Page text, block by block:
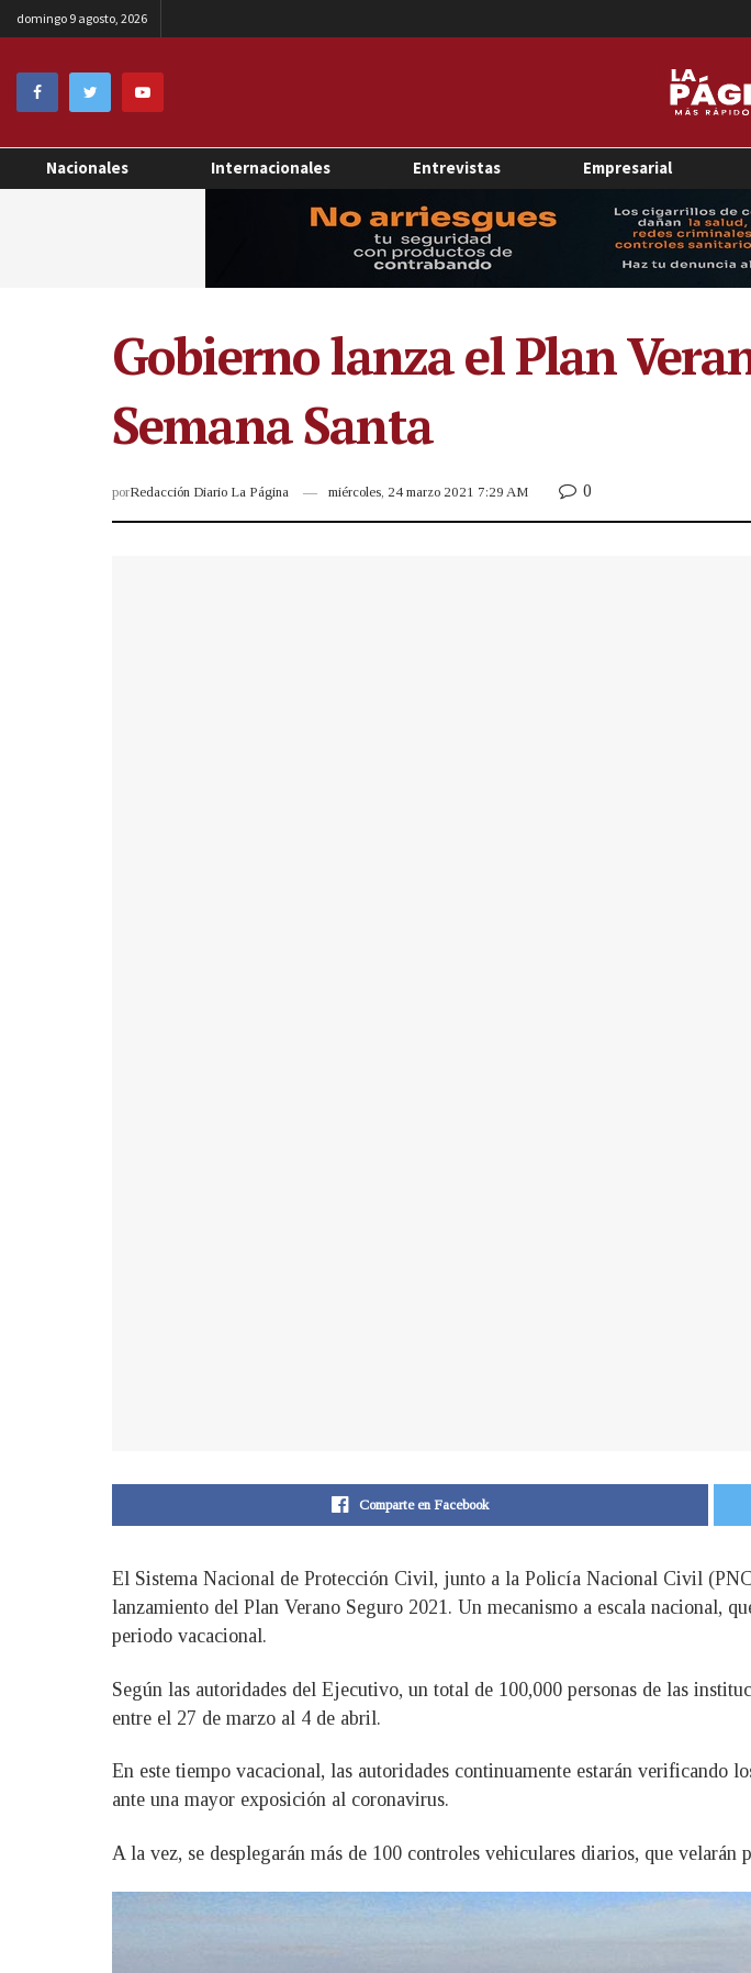
domingo 9 agosto, 2026
Nacionales Internacionales Entrevistas Empresarial
Gobierno lanza el Plan
Semana Santa
porRedacción Diario La Página miércoles, 24 marzo 2021 7:29 AM 0
Comparte en Facebook
El Sistema Nacional de Protección Civil, junto a la Policía Nacional Civil
lanzamiento del Plan Verano Seguro 2021. Un mecanismo a escala nacional,
periodo vacacional.
Según las autoridades del Ejecutivo, un total de 100,000 personas de las
entre el 27 de marzo al 4 de abril.
En este tiempo vacacional, las autoridades continuamente estarán verificando
ante una mayor exposición al coronavirus.
A la vez, se desplegarán más de 100 controles vehiculares diarios, que